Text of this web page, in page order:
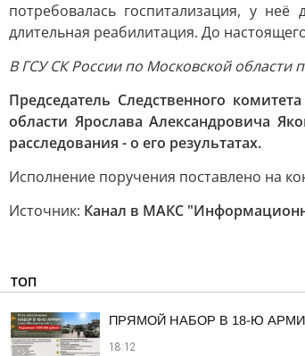
потребовалась госпитализация, у неё
длительная реабилитация. До
В ГСУ СК России по Московской
Председатель Следственного
области Ярослава Александровича
расследования - о его результатах.
Исполнение поручения поставлено на
Источник: Канал в МАКС
ТОП
ПРЯМОЙ НАБОР В 18-Ю
18:12